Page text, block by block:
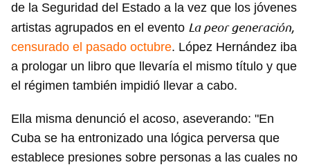
de la Seguridad del Estado a la vez que los jóvenes
artistas agrupados en el evento La peor generación,
censurado el pasado octubre. López Hernández iba
a prologar un libro que llevaría el mismo título y que
el régimen también impidió llevar a cabo.
Ella misma denunció el acoso, aseverando: "En
Cuba se ha entronizado una lógica perversa que
establece presiones sobre personas a las cuales no